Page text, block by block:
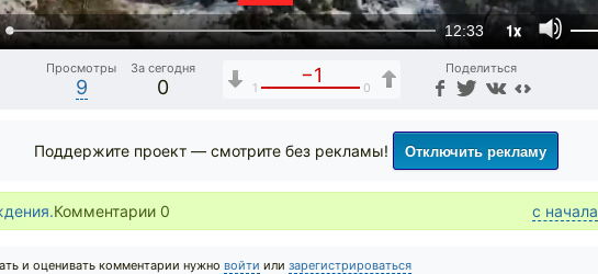
12:33 1x
Просмотры
9
За сегодня
0
−1
1 0
Поделиться
Поддержите проект — смотрите без рекламы! Отключить рекламу
Комментарии 0 с начала
и оценивать комментарии нужно войти или зарегистрироваться